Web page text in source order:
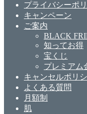
プライバシーポ
キャンペーン
ご案内
BLACK
知ってお得
宝くじ
プレミアム
キャンセルポリ
よくある質問
月額制
肌